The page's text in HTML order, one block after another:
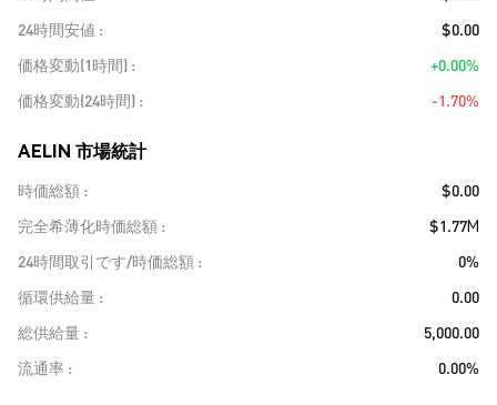
24時間安値
$0.00
価格変動(1時間)
+0.00%
価格変動(24時間)
-1.70%
AELIN 市場統計
時価総額
$0.00
完全希薄化時価総額
$1.77M
24時間取引です/時価総額
0%
循環供給量
0.00
総供給量
5,000.00
流通率
0.00%